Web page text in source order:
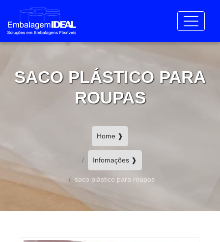
SACO PLÁSTICO PARA
ROUPAS
Home ❱
Infomações ❱
saco plástico para roupas